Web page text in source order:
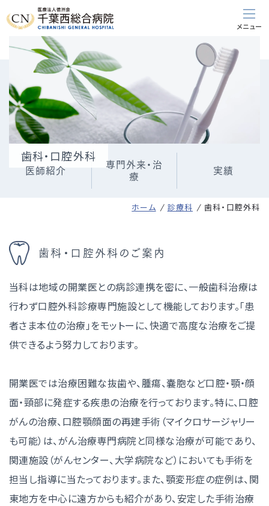
歯科・口腔外科
医師紹介
専門外来・治
療
実績
ホーム 診療科 歯科・口腔外科
歯科・口腔外科のご案内
当科は地域の開業医との病診連携を密に、一般歯科治療は
行わず口腔外科診療専門施設として機能しております。「患
者さま本位の治療」をモットーに、快適で高度な治療をご提
供できるよう努力しております。
開業医では治療困難な抜歯や、腫瘍、嚢胞など口腔・顎・顔
面・頸部に発症する疾患の治療を行っております。特に、口腔
がんの治療、口腔顎顔面の再建手術（マイクロサージャリー
も可能）は、がん治療専門病院と同様な治療が可能であり、
関連施設（がんセンター、大学病院など）においても手術を
担当し指導に当たっております。また、顎変形症の症例は、関
東地方を中心に遠方からも紹介があり、安定した手術治療